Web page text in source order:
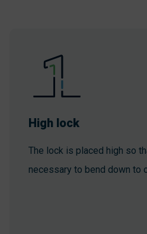
High lock
The lock is placed high so
necessary to bend down to